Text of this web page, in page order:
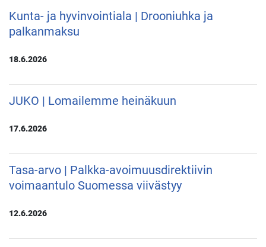
Kunta- ja hyvinvointiala | Drooniuhka ja
palkanmaksu
18.6.2026
JUKO | Lomailemme heinäkuun
17.6.2026
Tasa-arvo | Palkka-avoimuusdirektiivin
voimaantulo Suomessa viivästyy
12.6.2026